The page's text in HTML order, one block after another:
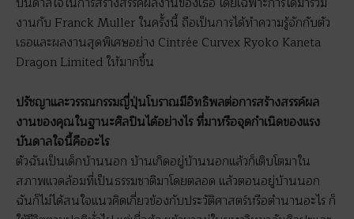
งานกับ Franck Muller ในครั้งนี้ ถือเป็นการได้ทำความรู้จักกับตัว
เธอและผลงานสุดพิเศษอย่าง Cintrée Curvex Ryoko Kaneta
Dragon Limited ให้มากขึ้น
ปรัชญาและวรรณกรรมญี่ปุ่นโบราณมีอิทธิพลต่อการสร้างสรรค์ผล
งานของคุณในฐานะศิลปินได้อย่างไร ที่มาหรือจุดกำเนิดของแรง
บันดาลใจนี้คืออะไร
ตัวฉันเป็นเด็กบ้านนอก บ้านเกิดอยู่บ้านนอกแล้วก็เติบโตมาใน
สภาพแวดล้อมที่เป็นธรรมชาติมาโดยตลอด แล้วตอนอยู่บ้านนอก
ฉันก็ไม่ได้สนใจแนวคิดเกี่ยวข้องกับประวัติศาสตร์หรือตำนานอะไร ก็